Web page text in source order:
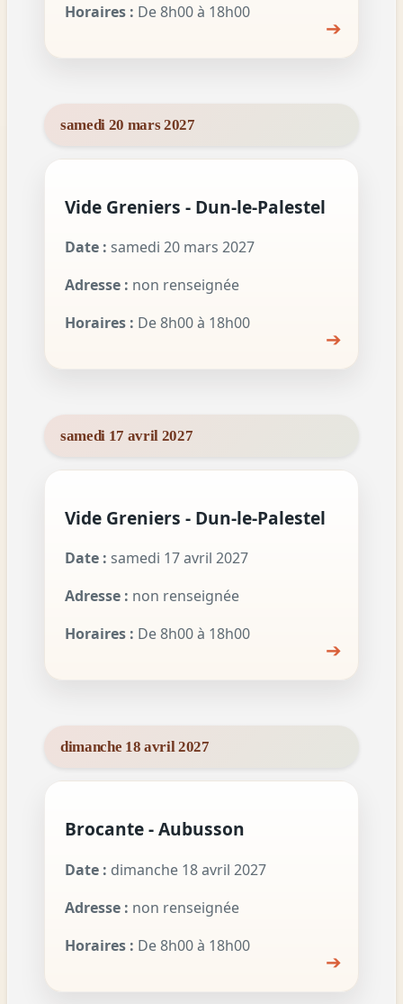
Horaires : De 8h00 à 18h00
➔
samedi 20 mars 2027
Vide Greniers - Dun-le-Palestel
Date : samedi 20 mars 2027
Adresse : non renseignée
Horaires : De 8h00 à 18h00
➔
samedi 17 avril 2027
Vide Greniers - Dun-le-Palestel
Date : samedi 17 avril 2027
Adresse : non renseignée
Horaires : De 8h00 à 18h00
➔
dimanche 18 avril 2027
Brocante - Aubusson
Date : dimanche 18 avril 2027
Adresse : non renseignée
Horaires : De 8h00 à 18h00
➔